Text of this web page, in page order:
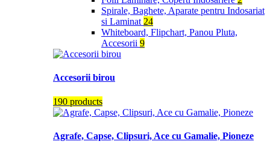
Spirale, Baghete, Aparate pentru Indosariat
si Laminat 24
Whiteboard, Flipchart, Panou Pluta,
Accesorii 9
Accesorii birou
190 products
Agrafe, Capse, Clipsuri, Ace cu Gamalie, Pioneze